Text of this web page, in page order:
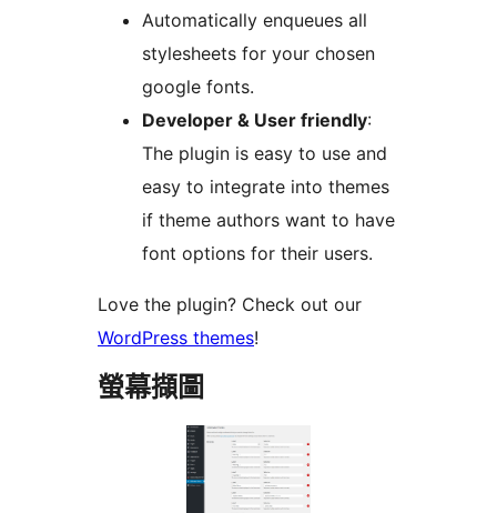
Automatically enqueues all
stylesheets for your chosen
google fonts.
Developer & User friendly:
The plugin is easy to use and
easy to integrate into themes
if theme authors want to have
font options for their users.
Love the plugin? Check out our
WordPress themes!
螢幕擷圖